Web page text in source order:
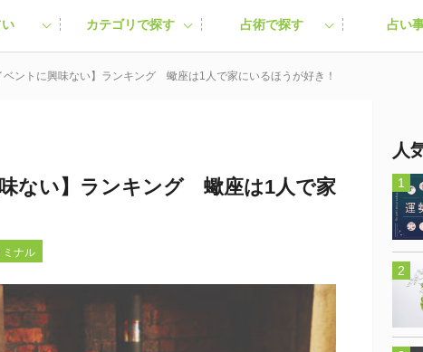
カテゴリで探す 占術で探す 占い
ない】ランキング 蠍座は1人で家
ミナル
人
ベントに興味ない】ランキング 蠍座は1人で家にいるほうが好き！